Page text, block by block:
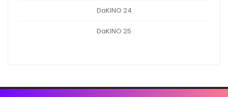
DaKINO 24
DaKINO 25